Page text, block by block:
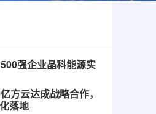
强企业晶科能源实
方云达成战略合作，
落地